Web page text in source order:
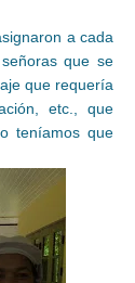
a cada
que se
que requería
etc., que
teníamos que